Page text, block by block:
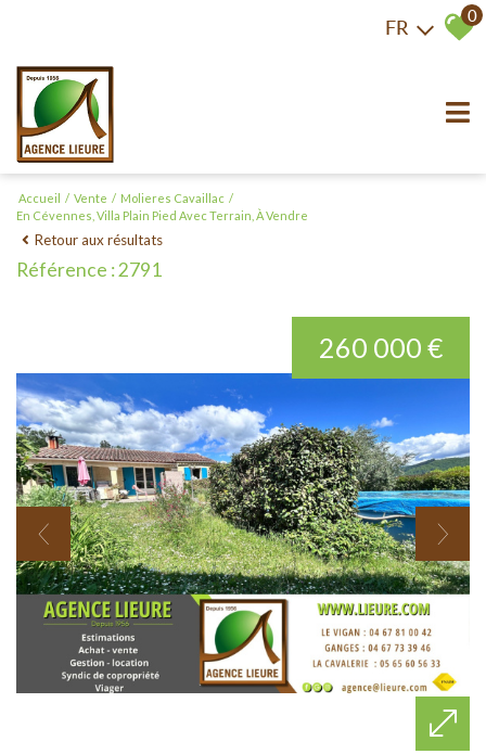
FR 0
Accueil Vente
Molieres Cavaillac
En Cévennes, Villa Plain Pied Avec Terrain, À Vendre
Retour aux résultats
Référence : 2791
260 000 €